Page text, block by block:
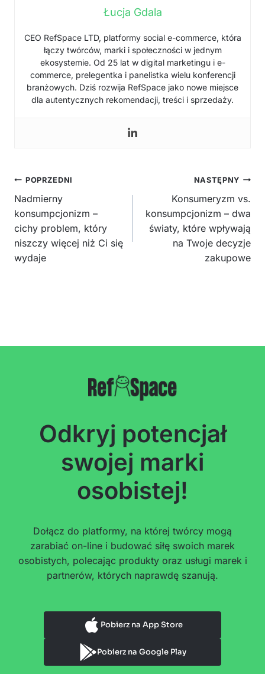
Łucja Gdala
CEO RefSpace LTD, platformy social e-commerce, która
łączy twórców, marki i społeczności w jednym
ekosystemie. Od 25 lat w digital marketingu i e-
commerce, prelegentka i panelistka wielu konferencji
branżowych. Dziś rozwija RefSpace jako nowe miejsce
dla autentycznych rekomendacji, treści i sprzedaży.
Nawigacja
wpisu
POPRZEDNI
Nadmierny
konsumpcjonizm –
cichy problem, który
niszczy więcej niż Ci się
wydaje
NASTĘPNY
Konsumeryzm vs.
konsumpcjonizm – dwa
światy, które wpływają
na Twoje decyzje
zakupowe
Odkryj potencjał
swojej marki
osobistej!
Dołącz do platformy, na której twórcy mogą
zarabiać on-line i budować siłę swoich marek
osobistych, polecając produkty oraz usługi marek i
partnerów, których naprawdę szanują.
Pobierz na App Store
Pobierz na Google Play